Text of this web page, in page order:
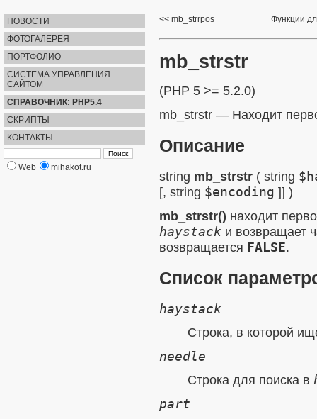
НОВОСТИ
ФОТОГАЛЕРЕЯ
ПОРТФОЛИО
СИСТЕМА УПРАВЛЕНИЯ
САЙТОМ
СПРАВОЧНИК: PHP5.4
СКРИПТЫ
КОНТАКТЫ
Web mihakot.ru
mb_strrpos Функции
mb_strstr
(PHP 5 >= 5.2.0)
mb_strstr — Находит
Описание
string mb_strstr ( string
[, string $encoding ]] )
mb_strstr() находит
haystack и возвращает
возвращается FALSE.
Список
haystack
Строка, в которой
needle
Строка для поиска в
part